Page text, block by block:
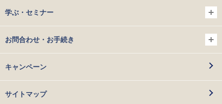
学ぶ・セミナー
お問合わせ・お手続き
キャンペーン
サイトマップ